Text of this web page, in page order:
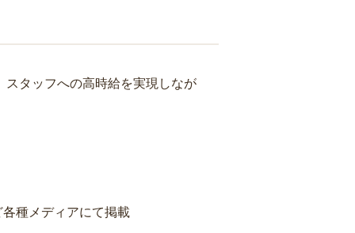
タッフへの高時給を実現しなが
種メディアにて掲載